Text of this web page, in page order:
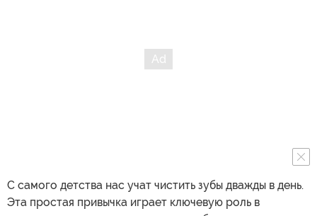
С самого детства нас учат чистить зубы дважды в день.
Эта простая привычка играет ключевую роль в